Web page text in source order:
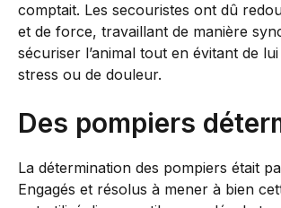
comptait. Les secouristes ont dû
et de force, travaillant de manière
sécuriser l’animal tout en évitant de
stress ou de douleur.
Des pompiers
La détermination des pompiers était
Engagés et résolus à mener à bien